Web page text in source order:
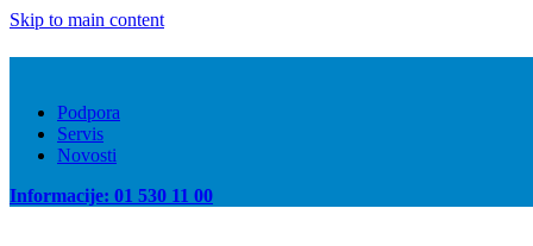
Skip to main content
Podpora
Servis
Novosti
Informacije: 01 530 11 00